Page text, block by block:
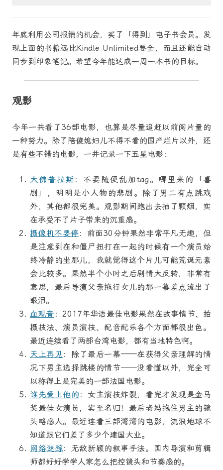
年底利用公司报销的机会，买了「得到」电子书会员。发
现上面的书籍远比Kindle Unlimited要全，而且还能自动
同步到印象笔记。希望今年能达成一周一本书的目标。
观影
今年一共看了36部电影，也算是尽量追赶以前阅片量的
一种努力。除了陪傻媳妇儿不得不看的国产烂片以外，还
是有些不错的电影，一并记录一下五星电影：
大佛普拉斯 ：不要随便乱加tag。哪里来的「喜
剧」，明明是小人物的悲剧。除了男二有点跳戏
外，其他都很完美。观影期间跑出去抽了颗烟，实
在承受不了片子带来的沉重感。
摄像机不要停：前面30分钟果然非常平凡无趣，但
是注意到在和僵尸扭打在一起的时候有一个演员始
终冷静的坐那儿，我就觉得这个片儿可能荒诞元素
会比较多。果然半个小时之后剧情大反转，非常有
意思，最后导演父亲拖行女儿的那一幕差点流出了
眼泪。
血观音 ：2017年华语最佳电影果然在故事情节、拍
摄技法、演员演技、配音配乐各个方面都很出色。
最近连续看了两部台湾电影，都有当地特色啊。
天上再见 ：除了最后一幕——在获得父亲理解的情
况下男主选择跳楼的情节——没看懂以外，完全可
以称得上是完美的一部法国电影。
谁先爱上他的 ：女主演技炸裂，看完才发现是金马
奖最佳女演员，实至名归！最后老妈抱住男主的镜
头略感人。最近连看三部湾湾的电影，流浪地球不
知道跟它们差了多少个建国大业。
网络谜踪：无敌新颖的叙事手法。国内导演和剪辑
师都好好学学人家怎么把控镜头和节奏感的。